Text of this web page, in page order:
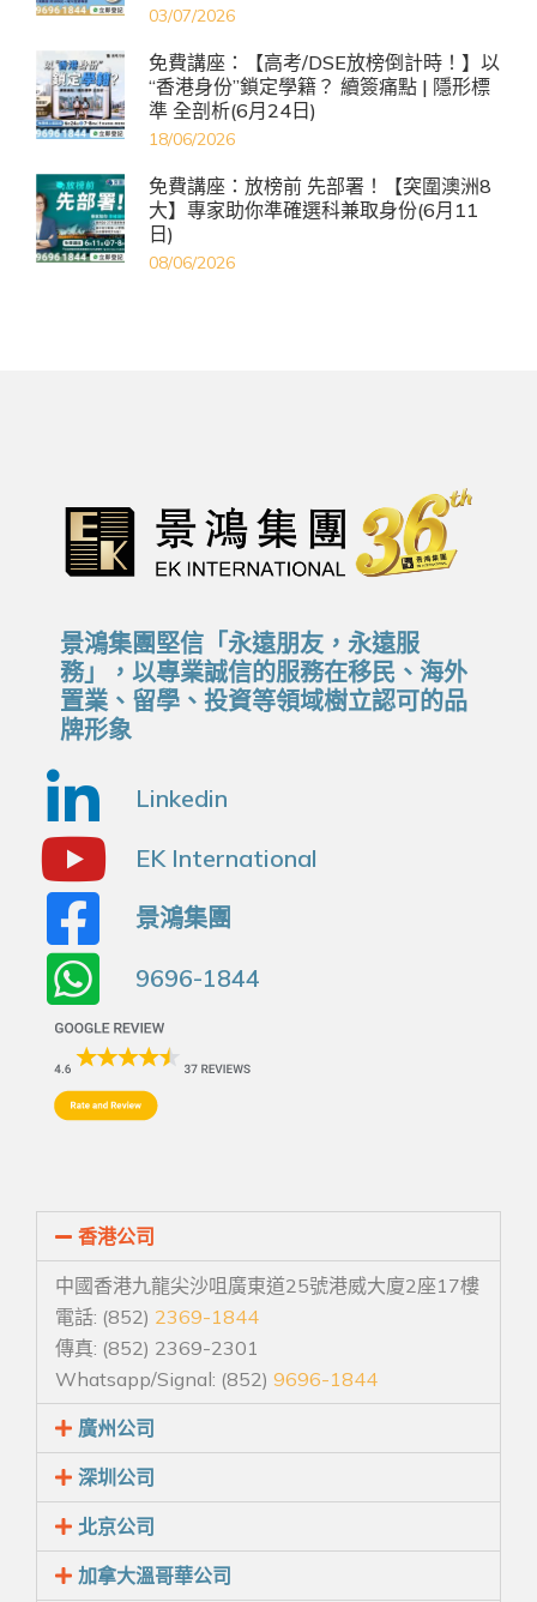
03/07/2026
免費講座：【高考/DSE放榜倒計時！】以
“香港身份”鎖定學籍？ 續簽痛點 | 隱形標
準 全剖析(6月24日)
18/06/2026
免費講座：放榜前 先部署！【突圍澳洲8
大】專家助你準確選科兼取身份(6月11
日)
08/06/2026
景鴻集團堅信「永遠朋友，永遠服
務」，以專業誠信的服務在移民、海外
置業、留學、投資等領域樹立認可的品
牌形象
Linkedin
EK International
景鴻集團
9696-1844
香港公司
中國香港九龍尖沙咀廣東道25號港威大廈2座17樓
電話: (852) 2369-1844
傳真: (852) 2369-2301
Whatsapp/Signal: (852) 9696-1844
廣州公司
深圳公司
北京公司
加拿大溫哥華公司